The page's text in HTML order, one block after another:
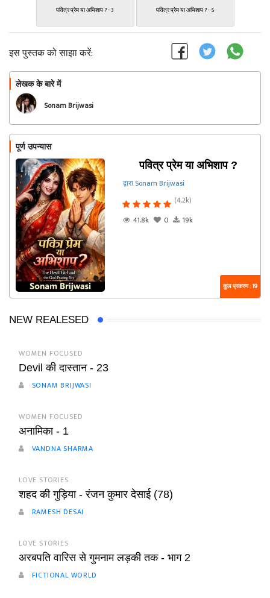
पवित्र प्रेम या अभिशाप ? - 3 पवित्र प्रेम या अभिशाप ? - 5
इस पुस्तक को साझा करें:
लेखक के बारे में
Sonam Brijwasi
पूर्ण उपन्यास
पवित्र प्रेम या अभिशाप ?
द्वारा Sonam Brijwasi
(4.2k)
41.8k
0 19k
कुल प्रकरण : 19
NEW REALESED
WOMEN FOCUSED
Devil की दास्तान - 23
SONAM BRIJWASI
WOMEN FOCUSED
अनामिका - 1
VANDNA SHARMA
LOVE STORIES
शहद की गुड़िया - रंजन कुमार देसाई (78)
RAMESH DESAI
LOVE STORIES
अरबपति वारिस से गुमनाम लड़की तक - भाग 2
FICTIONAL WORLD